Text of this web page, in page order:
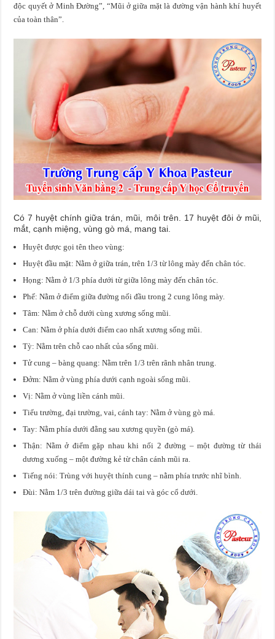
độc quyết ở Minh Đường”, “Mũi ở giữa mặt là đường vận hành khí huyết
của toàn thân”.
Có 7 huyệt chính giữa trán, mũi, môi trên. 17 huyệt đôi ở mũi,
mắt, cạnh miệng, vùng gò má, mang tai.
Huyệt được gọi tên theo vùng:
Huyệt đầu mặt: Nằm ở giữa trán, trên 1/3 từ lông mày đến chân tóc.
Họng: Nằm ở 1/3 phía dưới từ giữa lông mày đến chân tóc.
Phế: Nằm ở điểm giữa đường nối đầu trong 2 cung lông mày.
Tâm: Nằm ở chỗ dưới cùng xương sống mũi.
Can: Nằm ở phía dưới điểm cao nhất xương sống mũi.
Tỳ: Nằm trên chỗ cao nhất của sống mũi.
Tử cung – bàng quang: Nằm trên 1/3 trên rãnh nhân trung.
Đởm: Nằm ở vùng phía dưới cạnh ngoài sống mũi.
Vị: Nằm ở vùng liền cánh mũi.
Tiểu trường, đại trường, vai, cánh tay: Nằm ở vùng gò má.
Tay: Nằm phía dưới đằng sau xương quyền (gò má).
Thận: Nằm ở điểm gặp nhau khi nối 2 đường – một đường từ thái
dương xuống – một đường kẻ từ chân cánh mũi ra.
Tiếng nói: Trùng với huyệt thính cung – nằm phía trước nhĩ bình.
Đùi: Nằm 1/3 trên đường giữa dái tai và góc cổ dưới.